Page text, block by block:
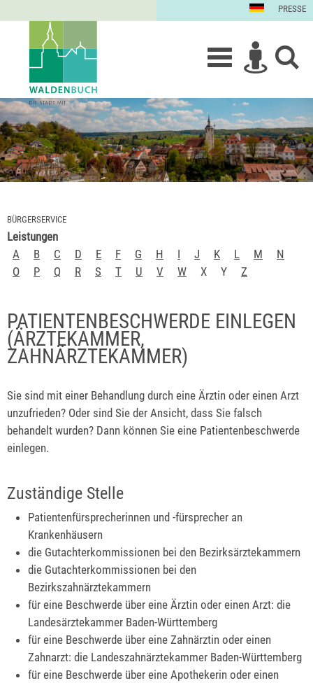
PRESSE
BÜRGERSERVICE
Leistungen
A
B C D E F G H I J K L M
N
O
P Q R S T U V W X Y Z
PATIENTENBESCHWERDE EINLEGEN
(ÄRZTEKAMMER,
ZAHNÄRZTEKAMMER)
Sie sind mit einer Behandlung durch eine Ärztin oder einen Arzt
unzufrieden? Oder sind Sie der Ansicht, dass Sie falsch
behandelt wurden? Dann können Sie eine Patientenbeschwerde
einlegen.
Zuständige Stelle
Patientenfürsprecherinnen und -fürsprecher an
Krankenhäusern
die Gutachterkommissionen bei den Bezirksärztekammern
die Gutachterkommissionen bei den
Bezirkszahnärztekammern
für eine Beschwerde über eine Ärztin oder einen Arzt: die
Landesärztekammer Baden-Württemberg
für eine Beschwerde über eine Zahnärztin oder einen
Zahnarzt: die Landeszahnärztekammer Baden-Württemberg
für eine Beschwerde über eine Apothekerin oder einen